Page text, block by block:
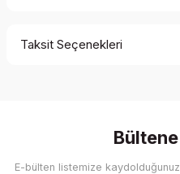
Taksit Seçenekleri
E-bülten listemize